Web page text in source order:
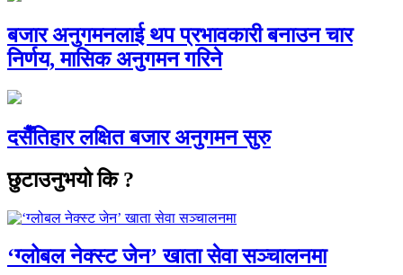
बजार अनुगमनलाई थप प्रभावकारी बनाउन चार
निर्णय, मासिक अनुगमन गरिने
दसैँतिहार लक्षित बजार अनुगमन सुरु
छुटाउनुभयो कि ?
‘ग्लोबल नेक्स्ट जेन’ खाता सेवा सञ्चालनमा